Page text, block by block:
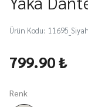
Ürün Kodu:
799.90 ₺
Renk